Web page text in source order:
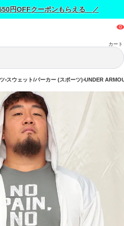
円OFFクーポンもらえる ／
カート
スウェット/パーカー (スポーツ) UNDER